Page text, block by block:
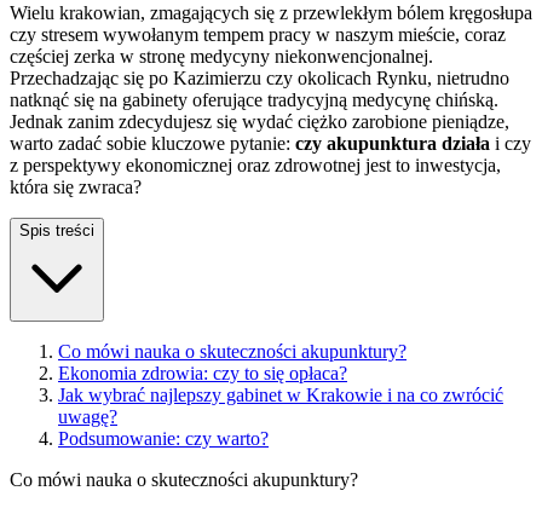
Wielu krakowian, zmagających się z przewlekłym bólem kręgosłupa
czy stresem wywołanym tempem pracy w naszym mieście, coraz
częściej zerka w stronę medycyny niekonwencjonalnej.
Przechadzając się po Kazimierzu czy okolicach Rynku, nietrudno
natknąć się na gabinety oferujące tradycyjną medycynę chińską.
Jednak zanim zdecydujesz się wydać ciężko zarobione pieniądze,
warto zadać sobie kluczowe pytanie: czy akupunktura działa i czy
z perspektywy ekonomicznej oraz zdrowotnej jest to inwestycja,
która się zwraca?
Spis treści
Co mówi nauka o skuteczności akupunktury?
Ekonomia zdrowia: czy to się opłaca?
Jak wybrać najlepszy gabinet w Krakowie i na co zwrócić
uwagę?
Podsumowanie: czy warto?
Co mówi nauka o skuteczności akupunktury?